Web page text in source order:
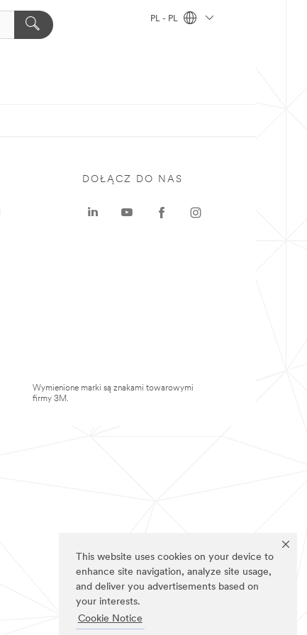
This website uses cookies on your device to
enhance site navigation, analyze site usage,
and deliver you advertisements based on
your interests.
Cookie Notice
PL - PL
DOŁĄCZ DO NAS
Wymienione marki są znakami towarowymi
firmy 3M.